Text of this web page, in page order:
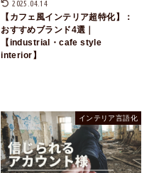
2025.04.14
【カフェ風インテリア超特化】：
おすすめブランド4選｜
【industrial・cafe style
interior】
インテリア言語化